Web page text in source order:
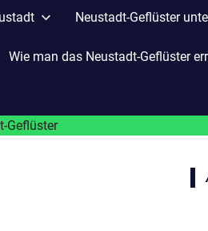
Neustadt-Geflüster
Wie man das Neustadt-Geflüster